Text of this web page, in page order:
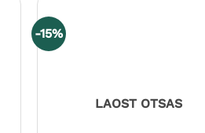
-15%
LAOST OTSAS